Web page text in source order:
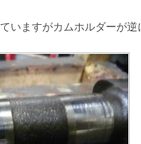
いますがカムホルダーが